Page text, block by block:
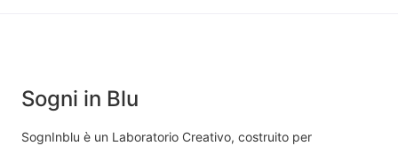
Sogni in Blu
SognInblu è un Laboratorio Creativo, costruito per